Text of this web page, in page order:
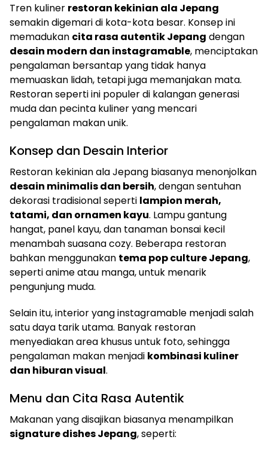
Tren kuliner restoran kekinian ala Jepang
semakin digemari di kota-kota besar. Konsep ini
memadukan cita rasa autentik Jepang dengan
desain modern dan instagramable, menciptakan
pengalaman bersantap yang tidak hanya
memuaskan lidah, tetapi juga memanjakan mata.
Restoran seperti ini populer di kalangan generasi
muda dan pecinta kuliner yang mencari
pengalaman makan unik.
Konsep dan Desain Interior
Restoran kekinian ala Jepang biasanya menonjolkan
desain minimalis dan bersih, dengan sentuhan
dekorasi tradisional seperti lampion merah,
tatami, dan ornamen kayu. Lampu gantung
hangat, panel kayu, dan tanaman bonsai kecil
menambah suasana cozy. Beberapa restoran
bahkan menggunakan tema pop culture Jepang,
seperti anime atau manga, untuk menarik
pengunjung muda.
Selain itu, interior yang instagramable menjadi salah
satu daya tarik utama. Banyak restoran
menyediakan area khusus untuk foto, sehingga
pengalaman makan menjadi kombinasi kuliner
dan hiburan visual.
Menu dan Cita Rasa Autentik
Makanan yang disajikan biasanya menampilkan
signature dishes Jepang, seperti: